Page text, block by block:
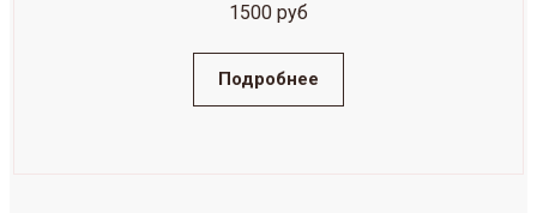
1500 руб
Подробнее